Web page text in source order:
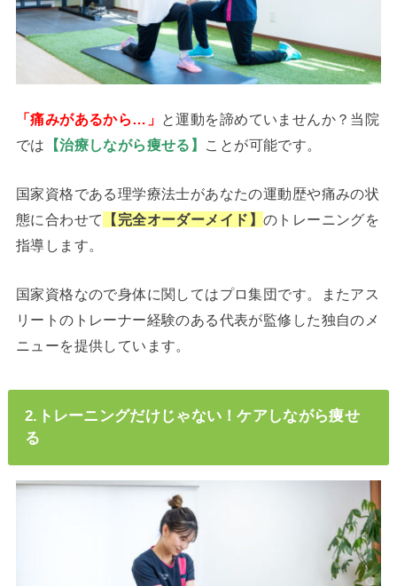
「痛みがあるから…」 と運動を諦めていませんか？当院
では 【治療しながら痩せる】 ことが可能です。
国家資格である理学療法士があなたの運動歴や痛みの状
態に合わせて
【完全オーダーメイド】 のトレーニングを
指導します。
国家資格なので身体に関してはプロ集団です。またアス
リートのトレーナー経験のある代表が監修した独自のメ
ニューを提供しています。
2.トレーニングだけじゃない！ケアしながら痩せ
る